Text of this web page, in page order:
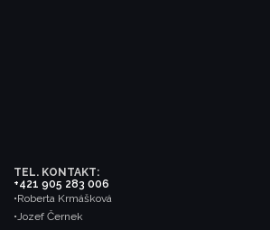
TEL. KONTAKT:
•Roberta Krmášková
+421 905 283 006
•Jozef Černek